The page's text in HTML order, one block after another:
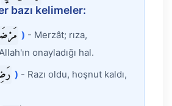
bazı kelimeler:
) - Merzât; rıza,
onayladığı hal.
) - Razı oldu, hoşnut kaldı,